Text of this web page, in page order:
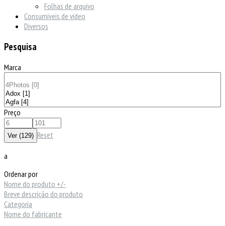
Folhas de arquivo
Consumíveis de vídeo
Diversos
Pesquisa
Marca
Preço
Reset
a
Ordenar por
Nome do produto +/-
Breve descrição do produto
Categoria
Nome do fabricante